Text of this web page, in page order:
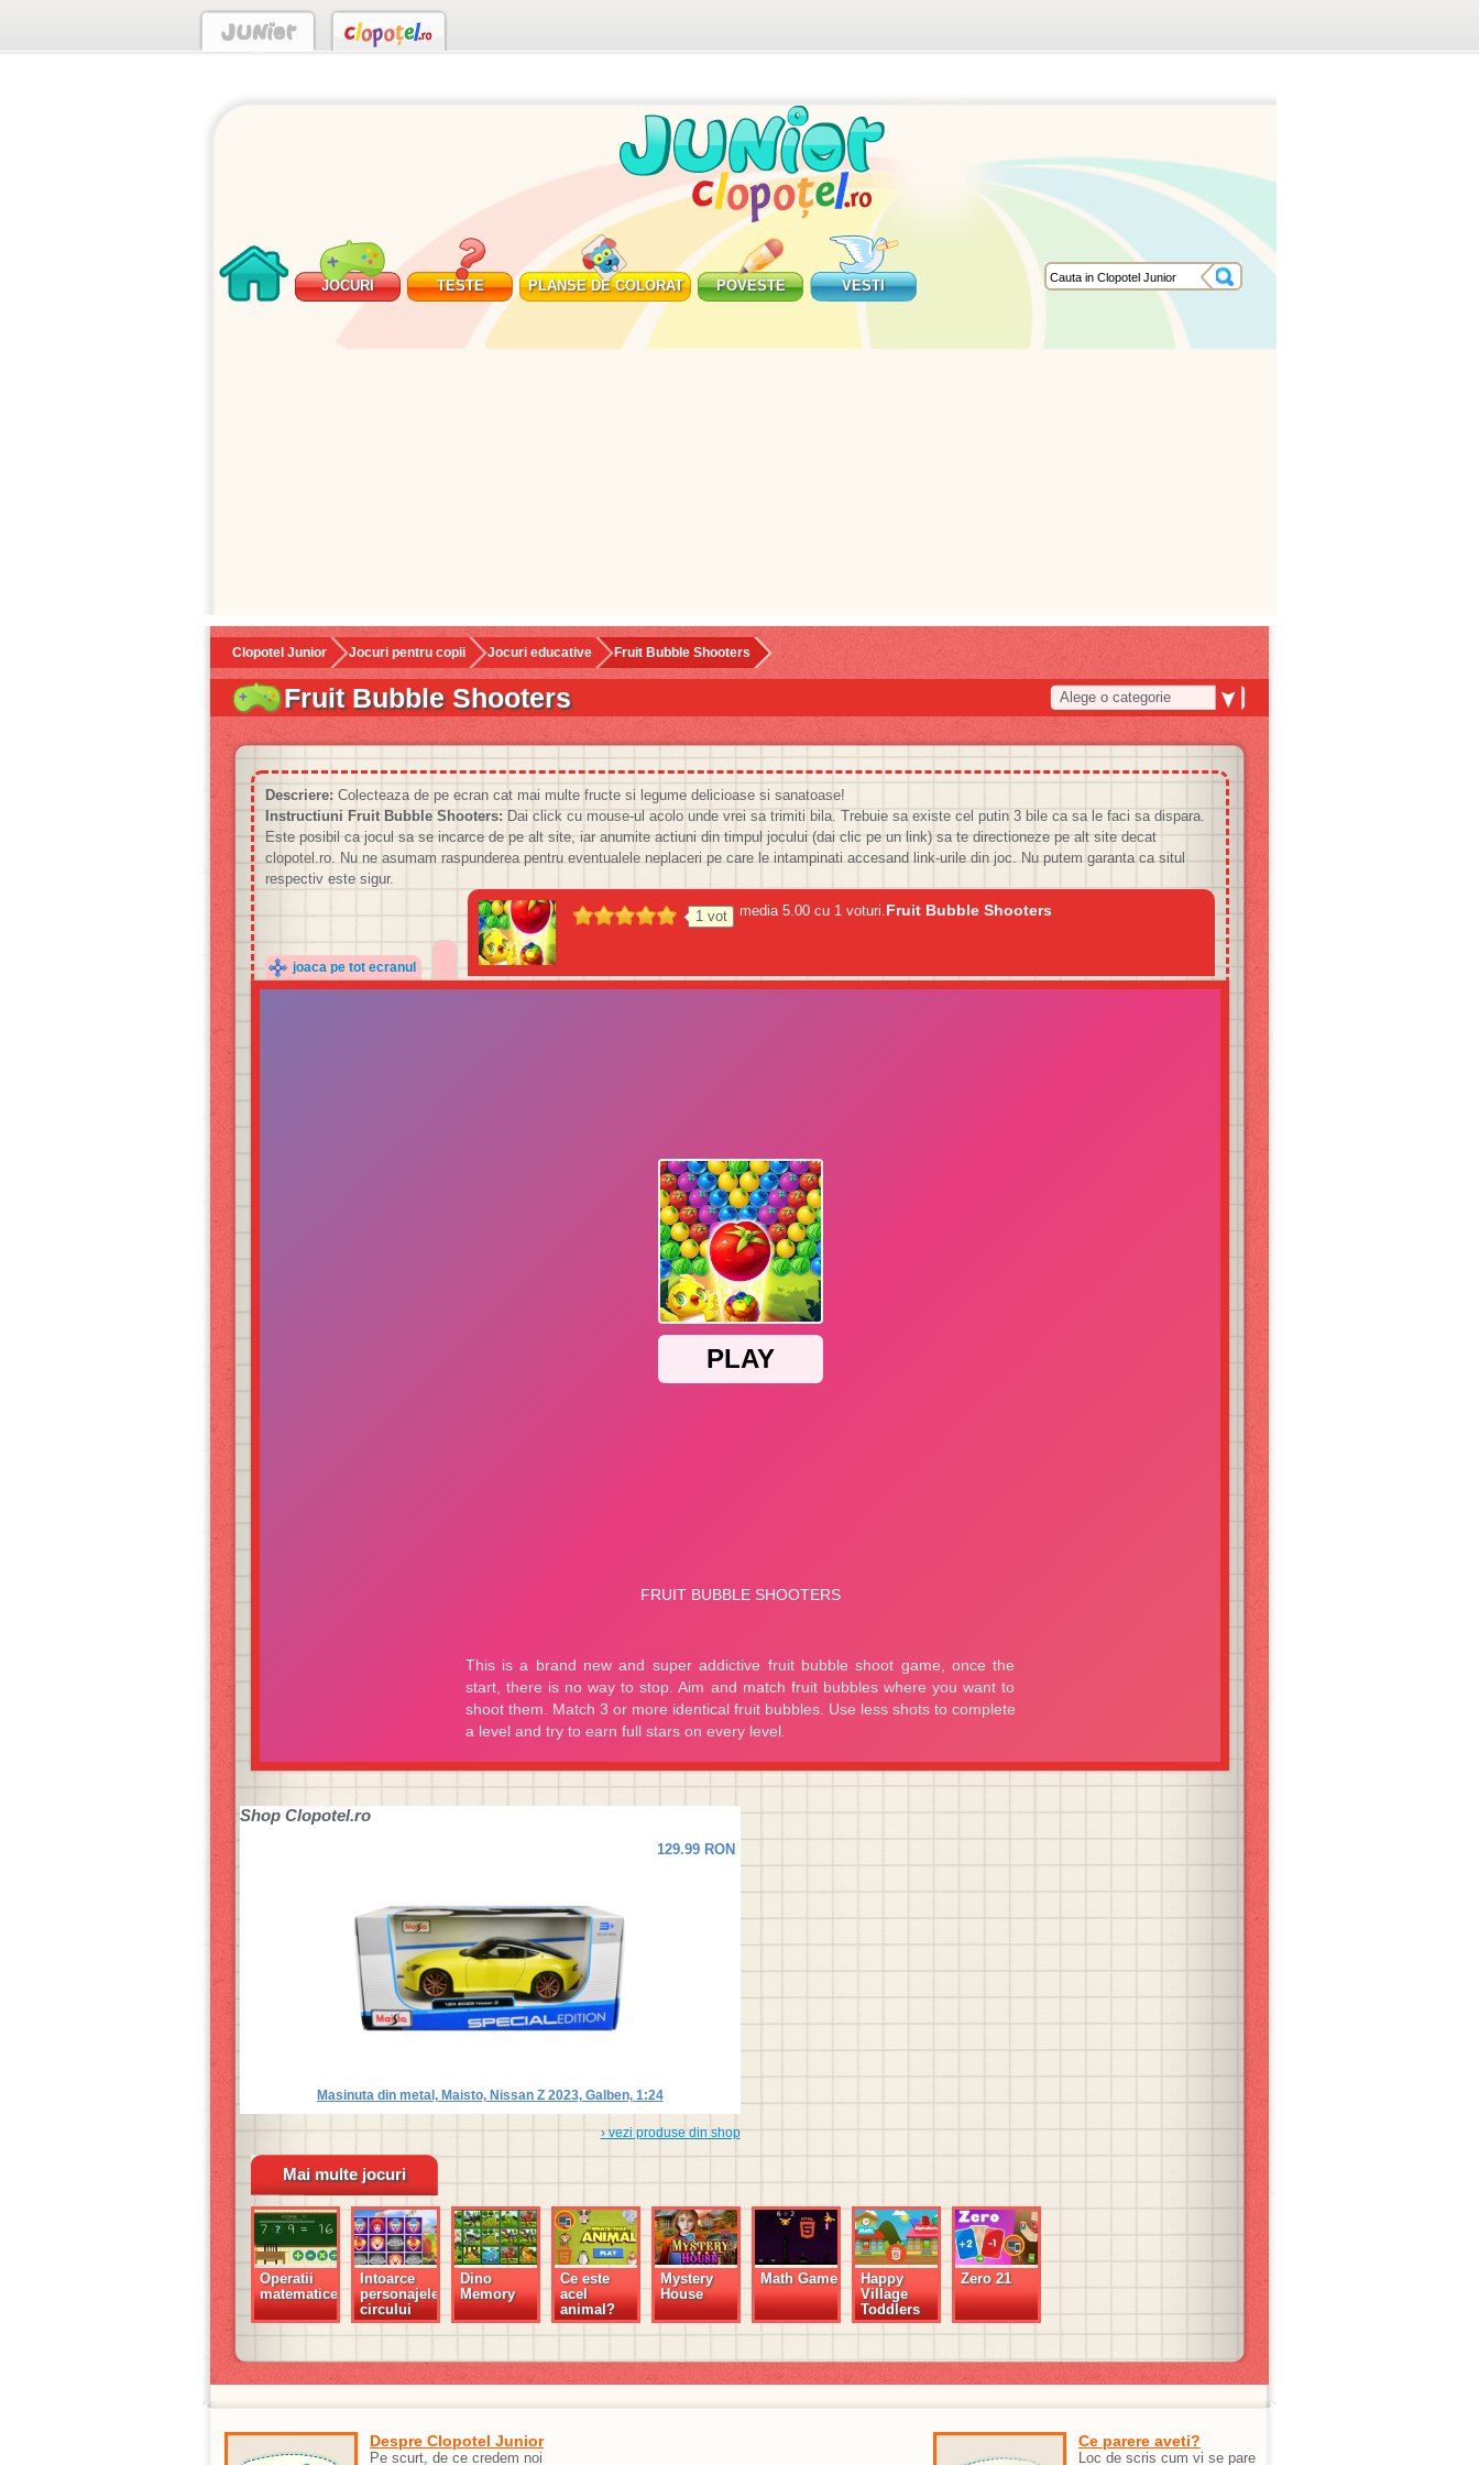
JOCURI TESTE PLANSE DE COLORAT POVESTE VESTI
Clopotel Junior Jocuri pentru copii Jocuri educative Fruit Bubble Shooters
Fruit Bubble Shooters Alege o categorie
Descriere: Colecteaza de pe ecran cat mai multe fructe si legume delicioase si sanatoase!
Instructiuni Fruit Bubble Shooters: Dai click cu mouse-ul acolo unde vrei sa trimiti bila. Trebuie sa existe cel putin 3 bile ca sa le faci sa dispara.
Este posibil ca jocul sa se incarce de pe alt site, iar anumite actiuni din timpul jocului (dai clic pe un link) sa te directioneze pe alt site decat
clopotel.ro. Nu ne asumam raspunderea pentru eventualele neplaceri pe care le intampinati accesand link-urile din joc. Nu putem garanta ca situl
respectiv este sigur.
joaca pe tot ecranul
Fruit Bubble Shooters
1 vot media 5.00 cu 1 voturi.
Shop Clopotel.ro
Masinuta din metal, Maisto, Nissan Z 2023, Galben, 1:24
129.99 RON
› vezi produse din shop
Mai multe jocuri
Operatii
matematice
Intoarce
personajele
circului
Dino
Memory
Ce este
acel
animal?
Mystery
House
Math Game
Happy
Village
Toddlers
Zero 21
Despre Clopotel Junior
Pe scurt, de ce credem noi
Ce parere aveti?
Loc de scris cum vi se pare